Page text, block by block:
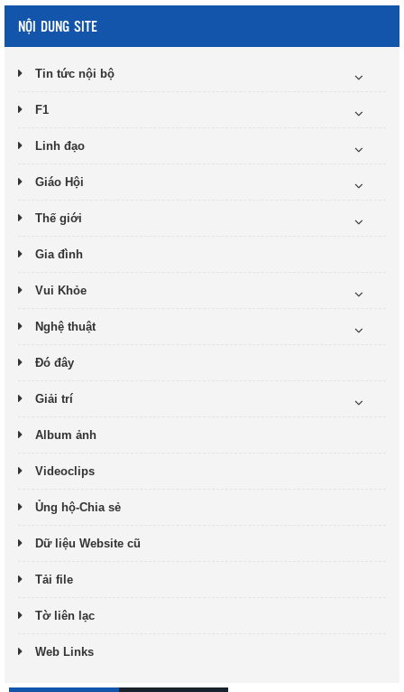
NỘI DUNG SITE
Tin tức nội bộ
F1
Linh đạo
Giáo Hội
Thế giới
Gia đình
Vui Khỏe
Nghệ thuật
Đó đây
Giải trí
Album ảnh
Videoclips
Ủng hộ-Chia sẻ
Dữ liệu Website cũ
Tải file
Tờ liên lạc
Web Links